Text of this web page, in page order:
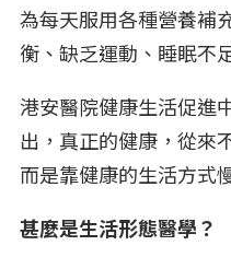
為每天服用各種營養補
衡、缺乏運動、睡眠不
港安醫院健康生活促進
出，真正的健康，從來
而是靠健康的生活方式
甚麼是生活形態醫學？